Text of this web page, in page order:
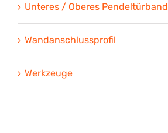
Unteres / Oberes Pendeltürband
Wandanschlussprofil
Werkzeuge